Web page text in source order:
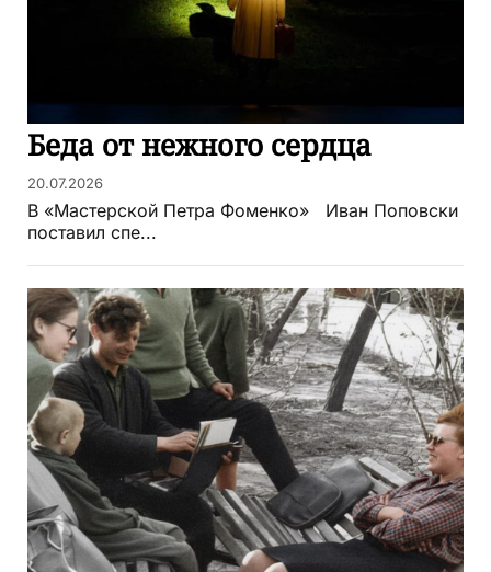
Беда от нежного сердца
20.07.2026
В «Мастерской Петра Фоменко» Иван Поповски
поставил спе...